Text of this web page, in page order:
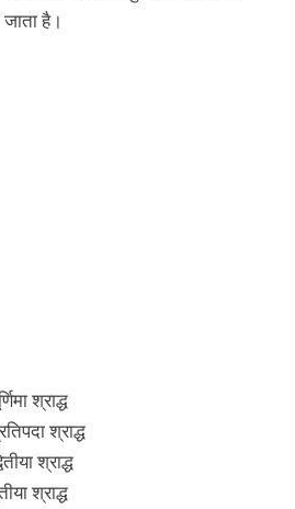
है।
श्राद्ध
श्राद्ध
श्राद्ध
श्राद्ध